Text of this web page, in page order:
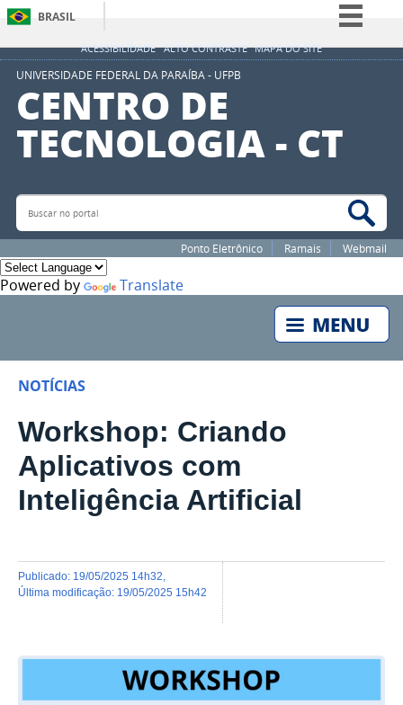
ACESSIBILIDADE ALTO CONTRASTE MAPA DO SITE
BRASIL
Simplifique!
Acesso à informação
Legislação
UNIVERSIDADE FEDERAL DA PARAÍBA - UFPB
CENTRO DE
TECNOLOGIA - CT
Buscar no portal
Ponto Eletrônico Ramais Webmail
Powered by Translate
NOTÍCIAS
Workshop: Criando
Aplicativos com
Inteligência Artificial
publicado: 19/05/2025 14h32
última modificação: 19/05/2025 15h42